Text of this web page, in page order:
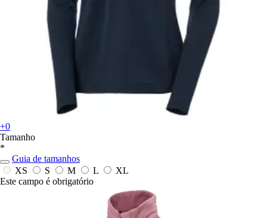
+0
Tamanho
*
Guia de tamanhos
XS
S M L
XL
Este campo é obrigatório